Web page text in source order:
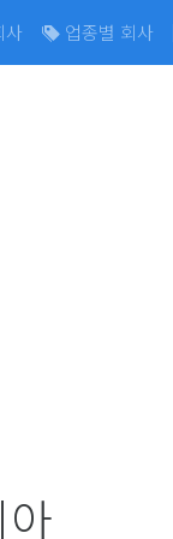
사 업종별 회사